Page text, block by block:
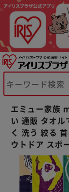
エミュー家族
い 通販 タオル
く 洗う 絞る
ウトドア スポ
※ご確認く
カート